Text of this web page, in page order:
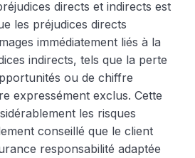
directs et indirects est
les préjudices directs
immédiatement liés à la
indirects, tels que la perte
ou de chiffre
expressément exclus. Cette
les risques
conseillé que le client
responsabilité adaptée